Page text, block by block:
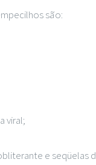
são:
viral;
e seqüelas